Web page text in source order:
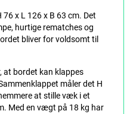
x L 126 x B 63 cm. Det
hurtige rematches og
bliver for voldsomt til
at bordet kan klappes
måler det H
at stille væk i et
Med en vægt på 18 kg har